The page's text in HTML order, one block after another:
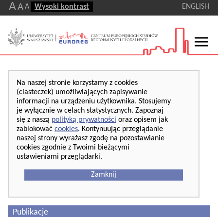
AA A Wysoki kontrast ENGLISH
Na naszej stronie korzystamy z cookies
(ciasteczek) umożliwiających zapisywanie
informacji na urządzeniu użytkownika. Stosujemy
je wyłącznie w celach statystycznych. Zapoznaj
się z naszą polityką prywatności oraz opisem jak
zablokować cookies. Kontynuując przeglądanie
naszej strony wyrażasz zgodę na pozostawianie
cookies zgodnie z Twoimi bieżącymi
ustawieniami przeglądarki.
Zamknij
Publikacje